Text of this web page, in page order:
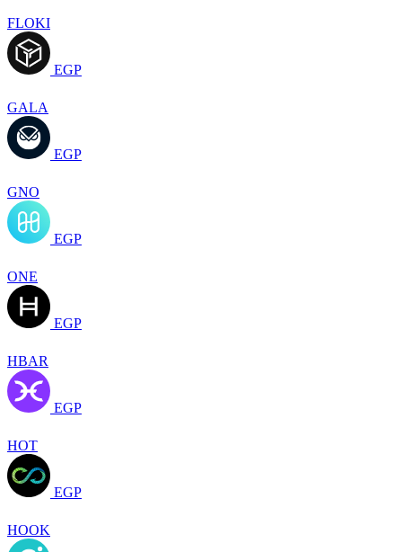
FLOKI
EGP
GALA
EGP
GNO
EGP
ONE
EGP
HBAR
EGP
HOT
EGP
HOOK